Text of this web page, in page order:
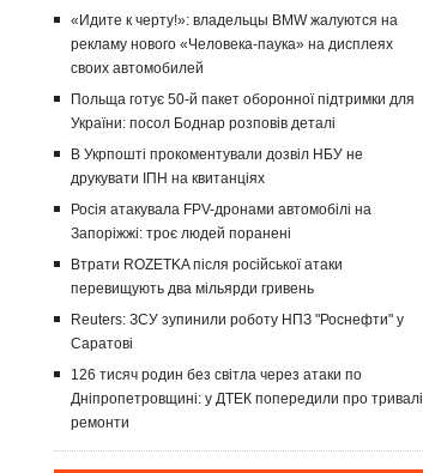
«Идите к черту!»: владельцы BMW жалуются на
рекламу нового «Человека-паука» на дисплеях
своих автомобилей
Польща готує 50-й пакет оборонної підтримки для
України: посол Боднар розповів деталі
В Укрпошті прокоментували дозвіл НБУ не
друкувати ІПН на квитанціях
Росія атакувала FPV-дронами автомобілі на
Запоріжжі: троє людей поранені
Втрати ROZETKA після російської атаки
перевищують два мільярди гривень
Reuters: ЗСУ зупинили роботу НПЗ "Роснефти" у
Саратові
126 тисяч родин без світла через атаки по
Дніпропетровщині: у ДТЕК попередили про тривалі
ремонти